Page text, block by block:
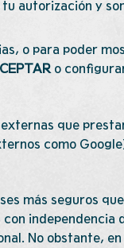
autorización y
o para poder
o
que
como
más seguros
independencia
No obstante,